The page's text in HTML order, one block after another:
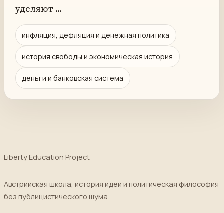
уделяют …
инфляция, дефляция и денежная политика
история свободы и экономическая история
деньги и банковская система
Liberty Education Project
Австрийская школа, история идей и политическая философия
без публицистического шума.